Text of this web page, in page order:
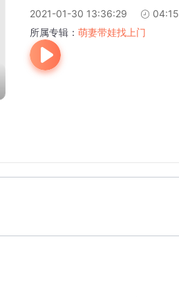
2021-01-30 13:36:29 04:15
所属专辑： 萌妻带娃找上门